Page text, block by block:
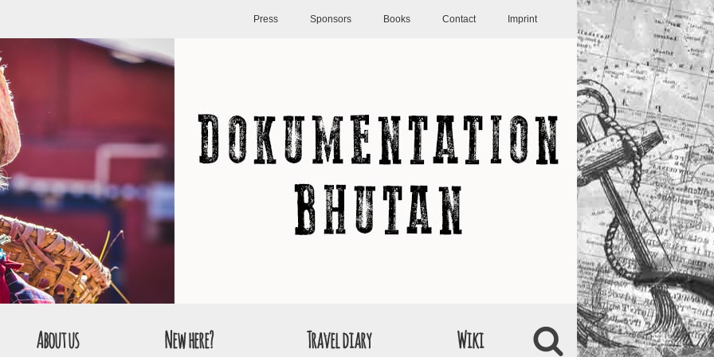
Press Sponsors Books Contact Imprint
About us New here? Travel diary Wiki